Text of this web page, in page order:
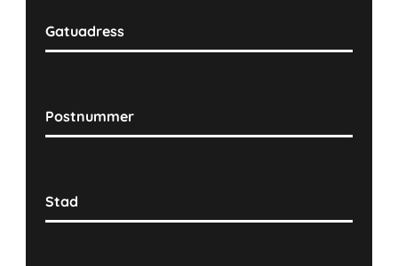
Gatuadress
Postnummer
Stad